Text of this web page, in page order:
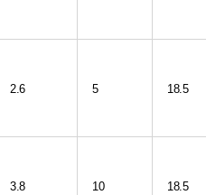
2.6 5 18.5
3.8 10 18.5